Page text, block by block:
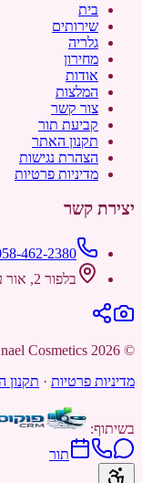
בית
שירותים
גלריה
מחירון
אודות
המלצות
צור קשר
קביעת תור
תקנון האתר
הצהרת נגישות
מדיניות פרטיות
יצירת קשר
462-2380
בלפור 2, אור עקיבא
©
2026
Cosmetics
מדיניות פרטיות · תקנון
בשיתוף:
תור